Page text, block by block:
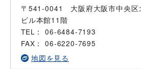
〒541-0041 大阪府大阪市中央
ビル本館11階
TEL： 06-6484-7193
FAX： 06-6220-7695
地図を見る